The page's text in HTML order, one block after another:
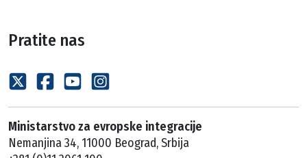
Pratite nas
Ministarstvo za evropske integracije
Nemanjina 34, 11000 Beograd, Srbija